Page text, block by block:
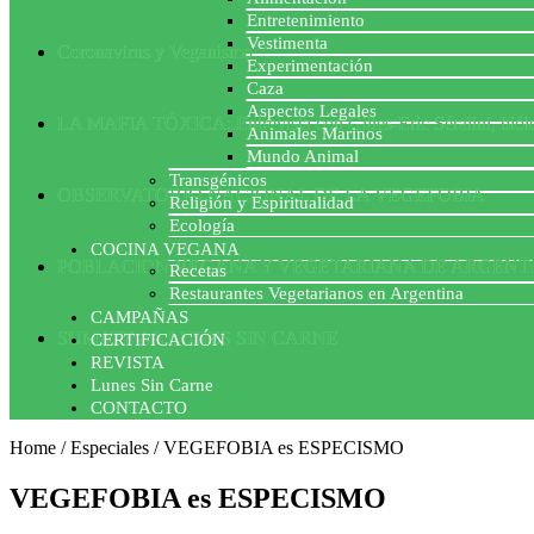
Coronavirus y Veganismo
LA MAFIA TÓXICA: Entrevista con Gilles-Eric Séralini,
OBSERVATORIO NACIONAL DE LA VEGEFOBIA
POBLACION VEGANA Y VEGETARIANA DE
SUMATE AL LUNES SIN CARNE
Entretenimiento
Vestimenta
Experimentación
Caza
Aspectos Legales
Animales Marinos
Mundo Animal
Transgénicos
Religión y Espiritualidad
Ecología
COCINA VEGANA
Recetas
Restaurantes Vegetarianos en Argentina
CAMPAÑAS
CERTIFICACIÓN
REVISTA
Lunes Sin Carne
CONTACTO
Home /Especiales /VEGEFOBIA es ESPECISMO
VEGEFOBIA es ESPECISMO